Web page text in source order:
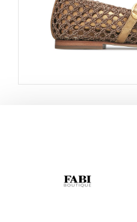
Условия Покупки